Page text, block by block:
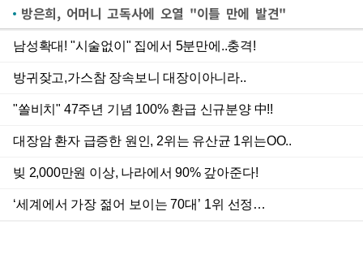
방은희, 어머니 고독사에 오열 "이틀 만에 발견"